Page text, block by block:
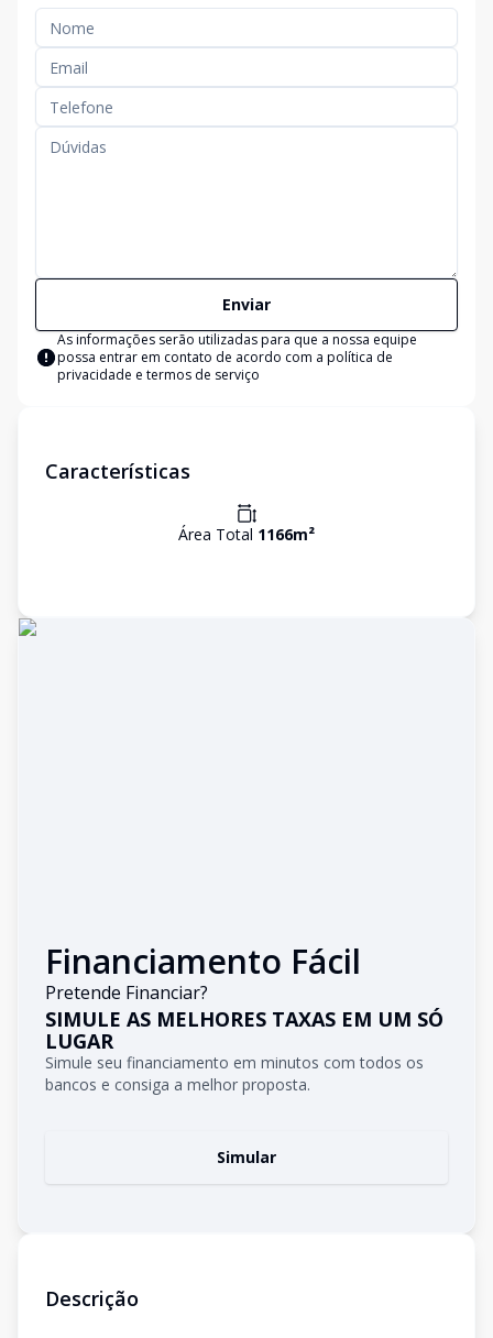
Enviar
As informações serão utilizadas para que a nossa equipe
possa entrar em contato de acordo com a política de
privacidade e termos de serviço
Características
Área Total 1166m²
Financiamento Fácil
Pretende Financiar?
SIMULE AS MELHORES TAXAS EM UM SÓ
LUGAR
Simule seu financiamento em minutos com todos os
bancos e consiga a melhor proposta.
Simular
Descrição